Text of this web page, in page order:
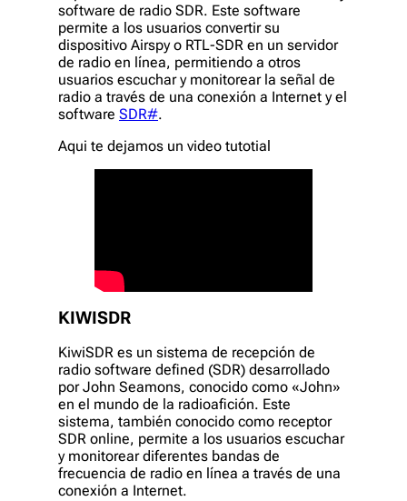
software de radio SDR. Este software
permite a los usuarios convertir su
dispositivo Airspy o RTL-SDR en un servidor
de radio en línea, permitiendo a otros
usuarios escuchar y monitorear la señal de
radio a través de una conexión a Internet y el
software SDR#.
Aqui te dejamos un video tutotial
KIWISDR
KiwiSDR es un sistema de recepción de
radio software defined (SDR) desarrollado
por John Seamons, conocido como «John»
en el mundo de la radioafición. Este
sistema, también conocido como receptor
SDR online, permite a los usuarios escuchar
y monitorear diferentes bandas de
frecuencia de radio en línea a través de una
conexión a Internet.